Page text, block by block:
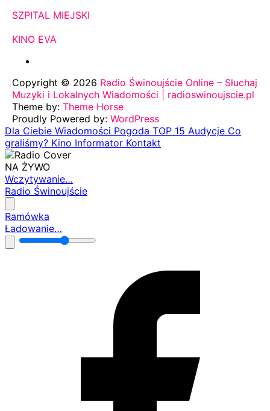
SZPITAL MIEJSKI
KINO EVA
Copyright © 2026 Radio Świnoujście Online – Słuchaj
Muzyki i Lokalnych Wiadomości | radioswinoujscie.pl
Theme by: Theme Horse
Proudly Powered by: WordPress
Dla Ciebie Wiadomości Pogoda TOP 15 Audycje Co
graliśmy? Kino Informator Kontakt
NA ŻYWO
Wczytywanie…
Radio Świnoujście
Ramówka
Ładowanie…